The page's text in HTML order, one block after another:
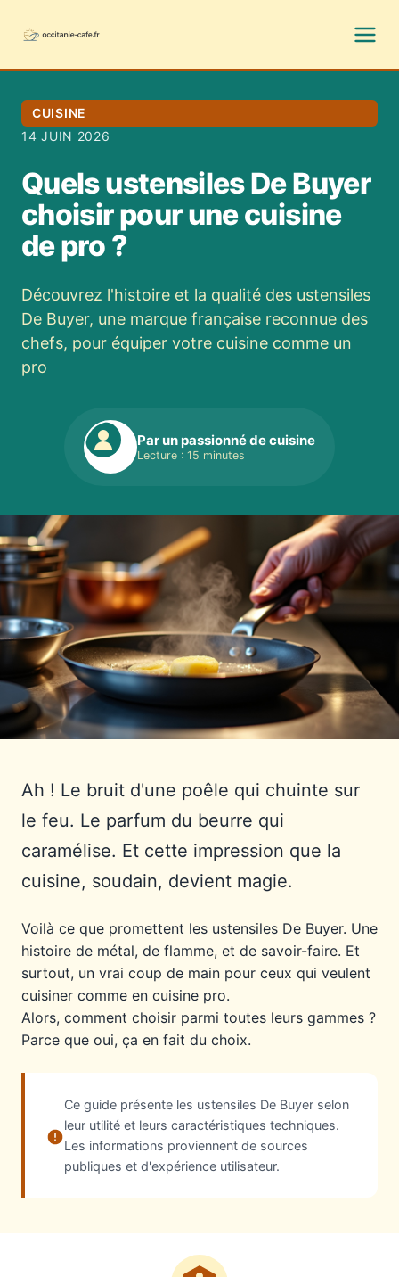
CUISINE
14 JUIN 2026
Quels ustensiles De Buyer
choisir pour une cuisine
de pro ?
Découvrez l'histoire et la qualité des ustensiles
De Buyer, une marque française reconnue des
chefs, pour équiper votre cuisine comme un
pro
Par un passionné de cuisine
Lecture : 15 minutes
Ah ! Le bruit d'une poêle qui chuinte sur
le feu. Le parfum du beurre qui
caramélise. Et cette impression que la
cuisine, soudain, devient magie.
Voilà ce que promettent les ustensiles De Buyer. Une
histoire de métal, de flamme, et de savoir-faire. Et
surtout, un vrai coup de main pour ceux qui veulent
cuisiner comme en cuisine pro.
Alors, comment choisir parmi toutes leurs gammes ?
Parce que oui, ça en fait du choix.
Ce guide présente les ustensiles De Buyer selon
leur utilité et leurs caractéristiques techniques.
Les informations proviennent de sources
publiques et d'expérience utilisateur.